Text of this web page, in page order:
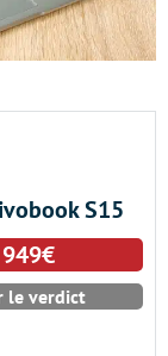
S15
949€
le verdict